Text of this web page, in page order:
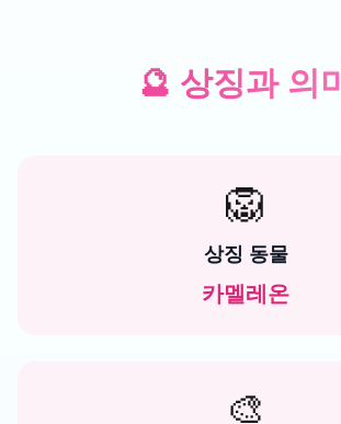
🔮 상징과 의미
🦁
상징 동물
카멜레온
🎨